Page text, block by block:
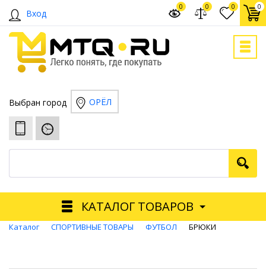
Вход
0 0
0 0
Выбран город ОРЁЛ
КАТАЛОГ ТОВАРОВ
Каталог СПОРТИВНЫЕ ТОВАРЫ ФУТБОЛ БРЮКИ